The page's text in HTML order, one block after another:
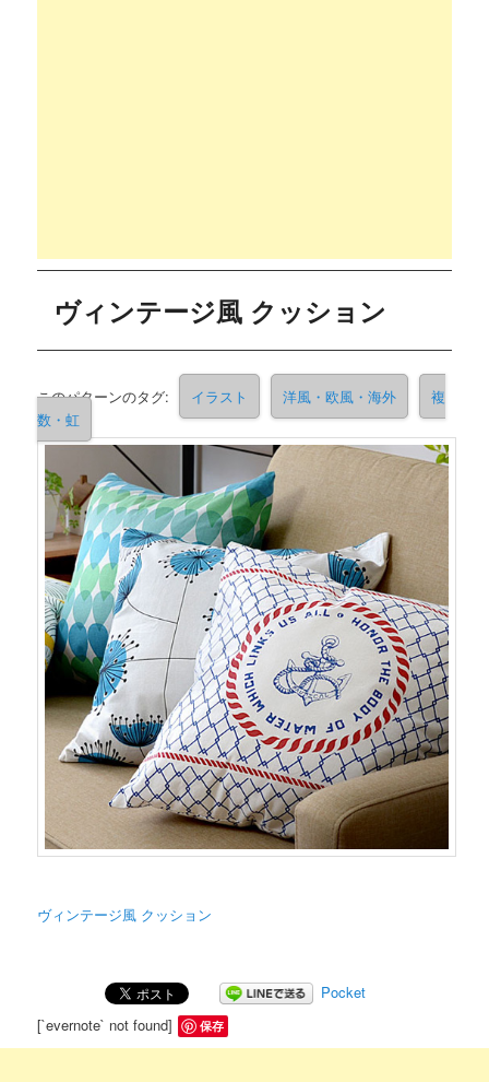
ヴィンテージ風 クッション
このパターンのタグ: イラスト 洋風・欧風・海外
複
数・虹
ヴィンテージ風 クッション
Pocket
[`evernote` not found]
保存